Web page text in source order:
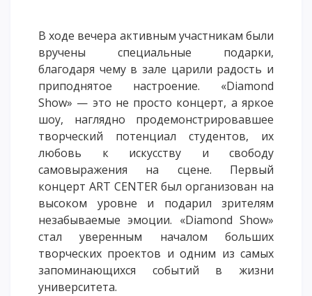
В ходе вечера активным участникам были
вручены специальные подарки,
благодаря чему в зале царили радость и
приподнятое настроение. «Diamond
Show» — это не просто концерт, а яркое
шоу, наглядно продемонстрировавшее
творческий потенциал студентов, их
любовь к искусству и свободу
самовыражения на сцене. Первый
концерт ART CENTER был организован на
высоком уровне и подарил зрителям
незабываемые эмоции. «Diamond Show»
стал уверенным началом больших
творческих проектов и одним из самых
запоминающихся событий в жизни
университета.